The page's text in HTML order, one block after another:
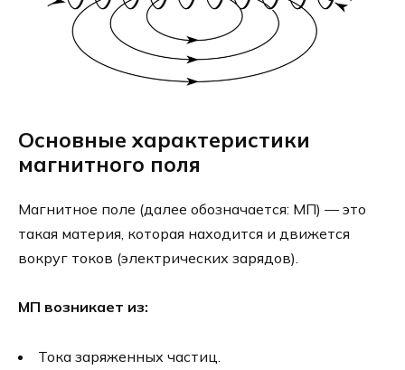
Основные характеристики
магнитного поля
Магнитное поле (далее обозначается: МП) — это
такая материя, которая находится и движется
вокруг токов (электрических зарядов).
МП возникает из:
Тока заряженных частиц.